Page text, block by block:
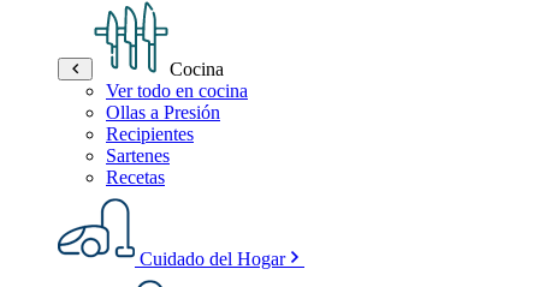
Cocina
Ver todo en cocina
Ollas a Presión
Recipientes
Sartenes
Recetas
Cuidado del Hogar